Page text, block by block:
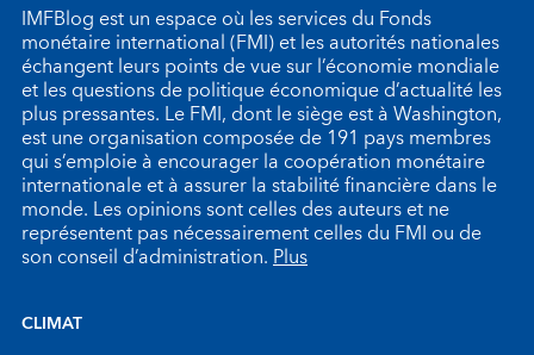
IMFBlog est un espace où les services du Fonds
monétaire international (FMI) et les autorités nationales
échangent leurs points de vue sur l’économie mondiale
et les questions de politique économique d’actualité les
plus pressantes. Le FMI, dont le siège est à Washington,
est une organisation composée de 191 pays membres
qui s’emploie à encourager la coopération monétaire
internationale et à assurer la stabilité financière dans le
monde. Les opinions sont celles des auteurs et ne
représentent pas nécessairement celles du FMI ou de
son conseil d’administration.Plus
CLIMAT